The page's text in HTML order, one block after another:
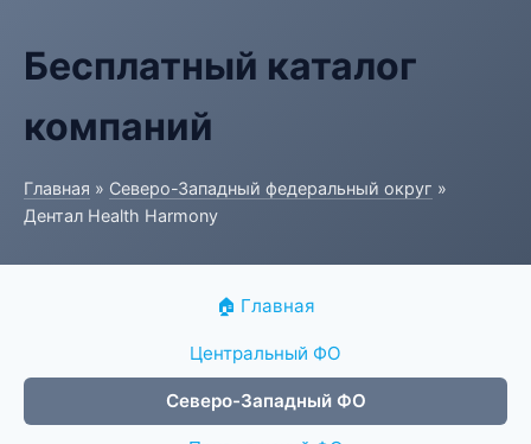
Бесплатный каталог
компаний
Главная » Северо-Западный федеральный округ »
Дентал Health Harmony
🏠 Главная
Центральный ФО
Северо-Западный ФО